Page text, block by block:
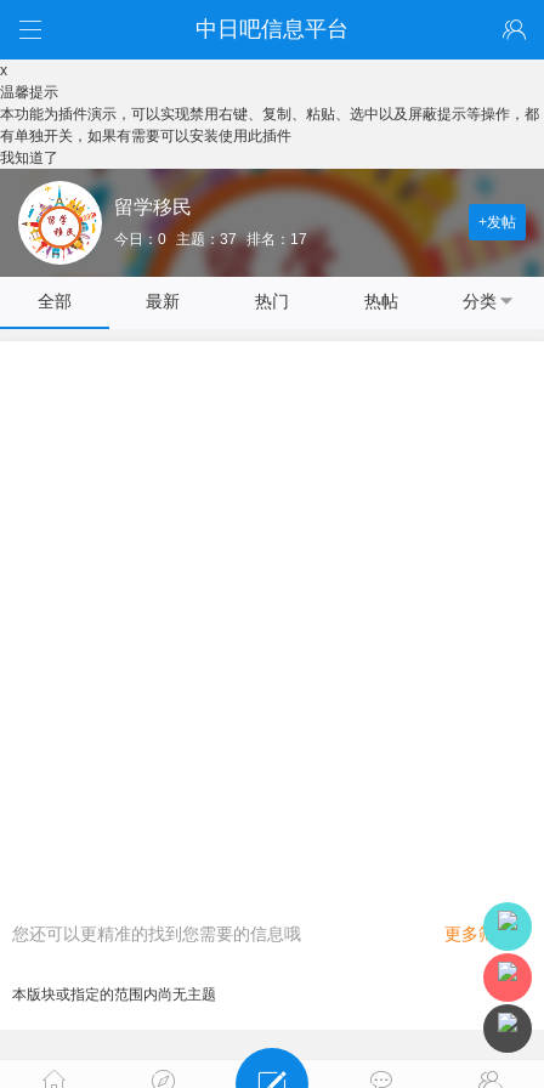
中日吧信息平台
x
温馨提示
本功能为插件演示，可以实现禁用右键、复制、粘贴、选中以及屏蔽提示等操作，都
有单独开关，如果有需要可以安装使用此插件
我知道了
留学移民
今日：0 主题：37 排名：17
+发帖
全部 最新 热门 热帖 分类
您还可以更精准的找到您需要的信息哦 更多筛选
本版块或指定的范围内尚无主题